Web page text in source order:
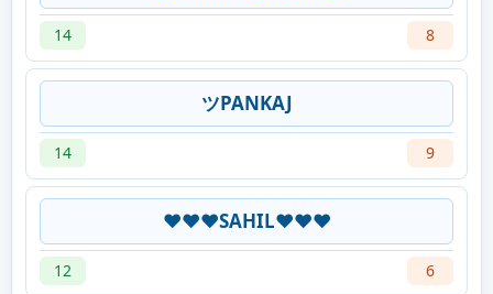
14 8
ツPANKAJ
14 9
❤❤❤SAHIL❤❤❤
12 6